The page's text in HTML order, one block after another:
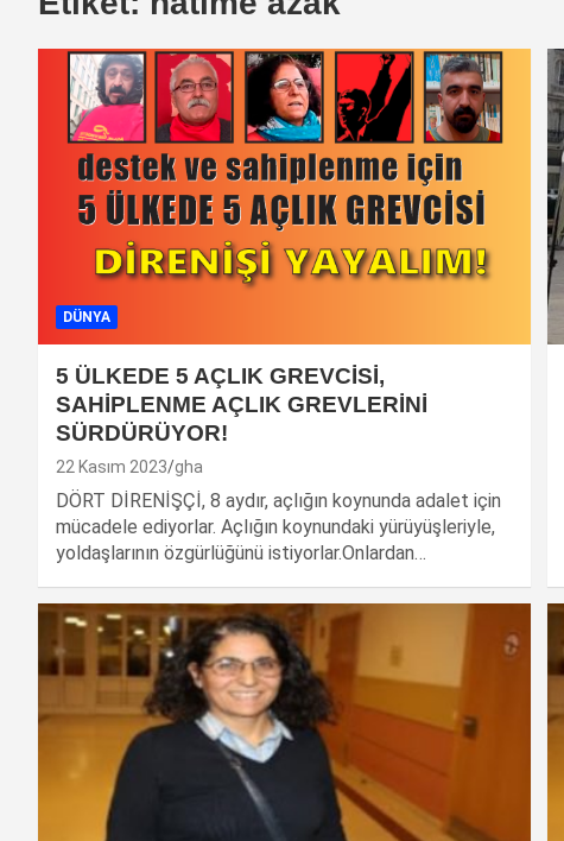
DÜNYA
5 ÜLKEDE 5 AÇLIK GREVCİSİ,
SAHİPLENME AÇLIK GREVLERİNİ
SÜRDÜRÜYOR!
22 Kasım 2023 gha
DÖRT DİRENİŞÇİ, 8 aydır, açlığın koynunda adalet için
mücadele ediyorlar. Açlığın koynundaki yürüyüşleriyle,
yoldaşlarının özgürlüğünü istiyorlar.Onlardan…